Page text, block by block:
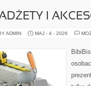
I
ADMIN MAJ - 4 - 2026